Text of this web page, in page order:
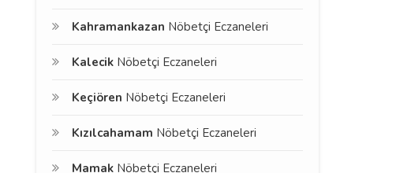
Kahramankazan Nöbetçi Eczaneleri
Kalecik Nöbetçi Eczaneleri
Keçiören Nöbetçi Eczaneleri
Kızılcahamam Nöbetçi Eczaneleri
Mamak Nöbetçi Eczaneleri